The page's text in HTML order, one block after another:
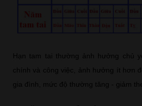
Hạn tam tai thường ảnh hưởng chủ
chính và công việc, ảnh hưởng ít hơn
gia đình, mức độ thường tăng - giảm